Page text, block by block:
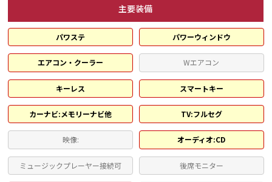
主要装備
パワステ パワーウィンドウ
エアコン・クーラー Wエアコン
キーレス スマートキー
カーナビ:メモリーナビ他 TV:フルセグ
映像: オーディオ:CD
ミュージックプレーヤー接続可 後席モニター